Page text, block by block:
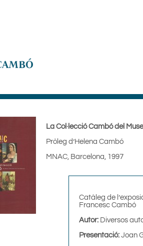
La Col·lecció Cambó del
Pròleg d’Helena Cambó
MNAC, Barcelona, 1997
Catàleg de
Francesc Cambó
Autor: Diversos
Presentació:Joan